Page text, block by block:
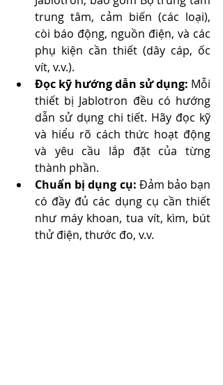
trung tâm, cảm biến (các loại),
còi báo động, nguồn điện, và các
phụ kiện cần thiết (dây cáp, ốc
vít, v.v.).
Đọc kỹ hướng dẫn sử dụng: Mỗi
thiết bị Jablotron đều có hướng
dẫn sử dụng chi tiết. Hãy đọc kỹ
và hiểu rõ cách thức hoạt động
và yêu cầu lắp đặt của từng
thành phần.
Chuẩn bị dụng cụ: Đảm bảo bạn
có đầy đủ các dụng cụ cần thiết
như máy khoan, tua vít, kìm, bút
thử điện, thước đo, v.v.